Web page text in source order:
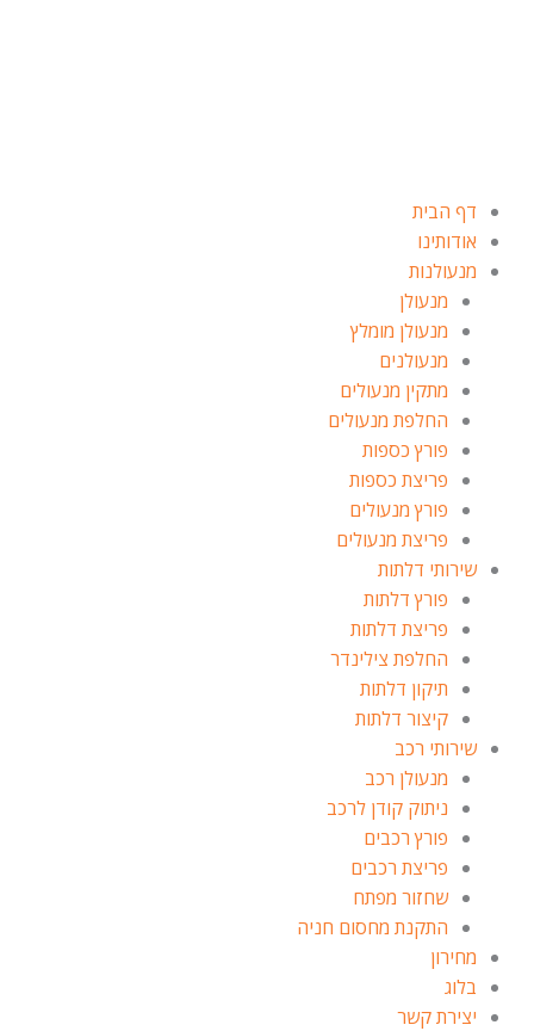
דף הבית
אודותינו
מנעולנות
מנעולן
מנעולן מומלץ
מנעולנים
מתקין מנעולים
החלפת מנעולים
פורץ כספות
פריצת כספות
פורץ מנעולים
פריצת מנעולים
שירותי דלתות
פורץ דלתות
פריצת דלתות
החלפת צילינדר
תיקון דלתות
קיצור דלתות
שירותי רכב
מנעולן רכב
ניתוק קודן לרכב
פורץ רכבים
פריצת רכבים
שחזור מפתח
התקנת מחסום חניה
מחירון
בלוג
יצירת קשר